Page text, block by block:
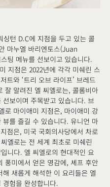
턴 D.C에 지점을 두고 있는 콜
마누엘 바리엔토스(Juan
메뉴를 선보이고 있습니다.
지점은 2022년에 각각 미쉐린 스
트와 ‘트리 오브 라이프’ 브레드
알려진 엘 씨엘로는, 콜롬비아
보이며 주목받고 있습니다. 브
마이애미 지점은, 마이애미 강
를 즐길 수 있습니다. 유니언 마
점은, 미국 국회의사당에서 차로
엘로는 전 세계 최초로 미쉐린
니다. 엘 씨엘로의 현대적인 요
미에서 얻은 영감에, 셰프 후안
새롭게 해석한 이 요리들은 엘